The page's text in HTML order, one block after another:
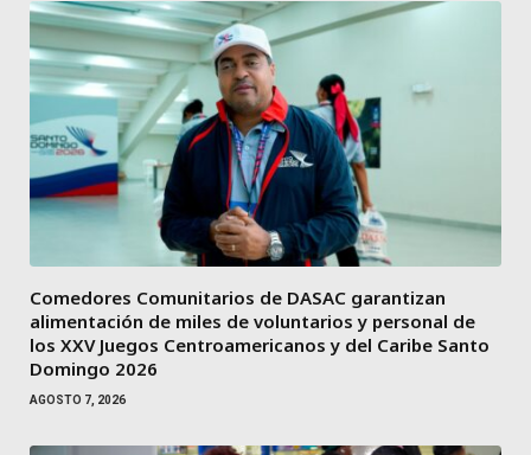
Comedores Comunitarios de DASAC garantizan
alimentación de miles de voluntarios y personal de
los XXV Juegos Centroamericanos y del Caribe Santo
Domingo 2026
AGOSTO 7, 2026